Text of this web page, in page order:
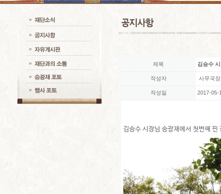
제목 김승수
작성자 사무국장
작성일 2017-05-
김승수 시장님 승광재에서 첫번째 핀